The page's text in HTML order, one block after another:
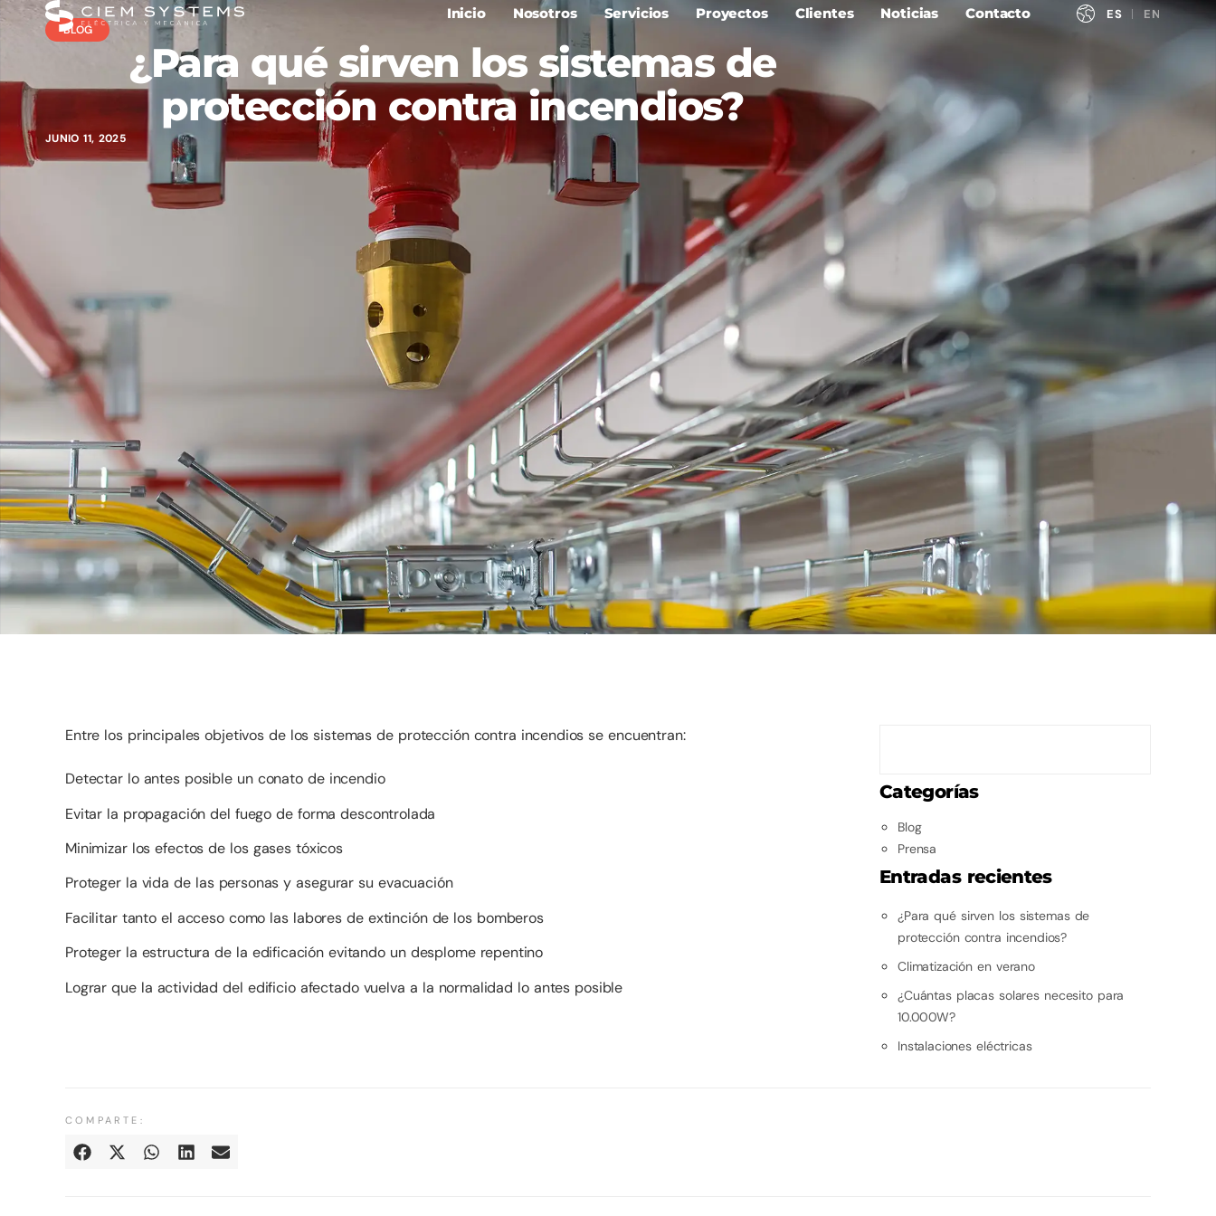
Inicio Nosotros Servicios Proyectos Clientes Noticias Contacto ESPAÑOLENGLISH
BLOG
¿Para qué sirven los sistemas de
protección contra incendios?
JUNIO 11, 2025
Entre los principales objetivos de los sistemas de protección contra incendios se encuentran:
Detectar lo antes posible un conato de incendio
Evitar la propagación del fuego de forma descontrolada
Minimizar los efectos de los gases tóxicos
Proteger la vida de las personas y asegurar su evacuación
Facilitar tanto el acceso como las labores de extinción de los bomberos
Proteger la estructura de la edificación evitando un desplome repentino
Lograr que la actividad del edificio afectado vuelva a la normalidad lo antes posible
Categorías
Blog
Prensa
Entradas recientes
¿Para qué sirven los sistemas de
protección contra incendios?
Climatización en verano
¿Cuántas placas solares necesito para
10.000W?
Instalaciones eléctricas
COMPARTE: